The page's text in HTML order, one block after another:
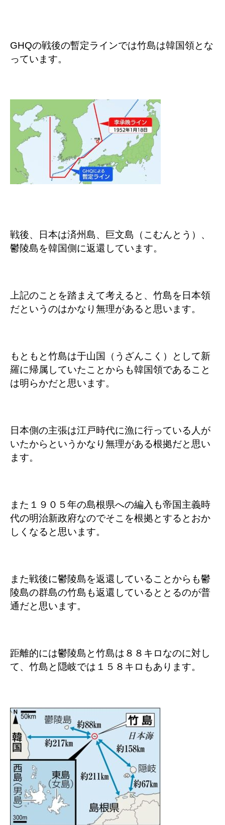
GHQの戦後の暫定ラインでは竹島は韓国領とな
っています。
戦後、日本は済州島、巨文島（こむんとう）、
鬱陵島を韓国側に返還しています。
上記のことを踏まえて考えると、竹島を日本領
だというのはかなり無理があると思います。
もともと竹島は于山国（うざんこく）として新
羅に帰属していたことからも韓国領であること
は明らかだと思います。
日本側の主張は江戸時代に漁に行っている人が
いたからというかなり無理がある根拠だと思い
ます。
また１９０５年の島根県への編入も帝国主義時
代の明治新政府なのでそこを根拠とするとおか
しくなると思います。
また戦後に鬱陵島を返還していることからも鬱
陵島の群島の竹島も返還しているととるのが普
通だと思います。
距離的には鬱陵島と竹島は８８キロなのに対し
て、竹島と隠岐では１５８キロもあります。